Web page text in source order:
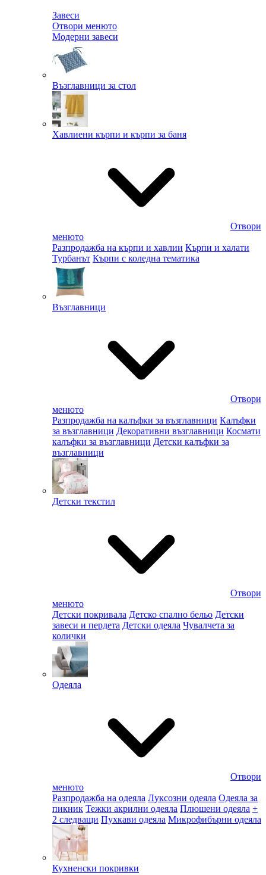
Завеси
Отвори менюто
Модерни завеси
Възглавници за стол
Хавлиени кърпи и кърпи за баня
Отвори
менюто
Разпродажба на кърпи и хавлии Кърпи и халати
Турбанът Кърпи с коледна тематика
Възглавници
Отвори
менюто
Разпродажба на калъфки за възглавници Калъфки
за възглавници Декоративни възглавници Космати
калъфки за възглавници Детски калъфки за
възглавници
Детски текстил
Отвори
менюто
Детски покривала Детско спално бельо Детски
завеси и пердета Детски одеяла Чувалчета за
колички
Одеяла
Отвори
менюто
Разпродажба на одеяла Луксозни одеяла Одеяла за
пикник Тежки акрилни одеяла Плюшени одеяла +
2 следващи Пухкави одеяла Микрофибърни одеяла
Кухненски покривки